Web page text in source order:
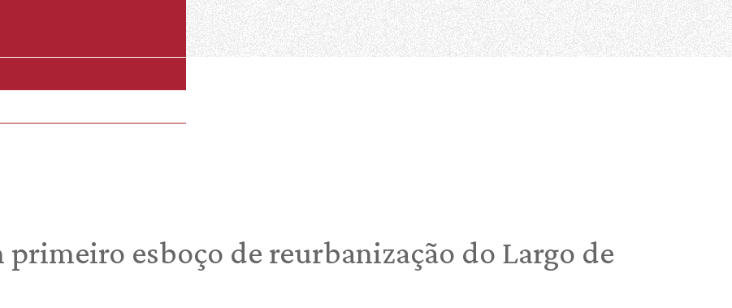
esboço de reurbanização do Largo de